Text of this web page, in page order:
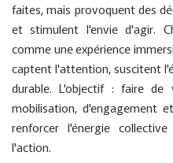
faites, mais provoquent des
et stimulent l'envie d'agir.
comme une expérience
captent l'attention, suscitent
durable. L'objectif : faire
mobilisation, d'engagement
renforcer l'énergie
l'action.